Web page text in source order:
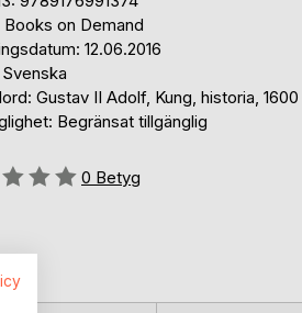
Books on Demand
12.06.2016
Gustav II Adolf, Kung, historia,
Begränsat tillgänglig
0 Betyg